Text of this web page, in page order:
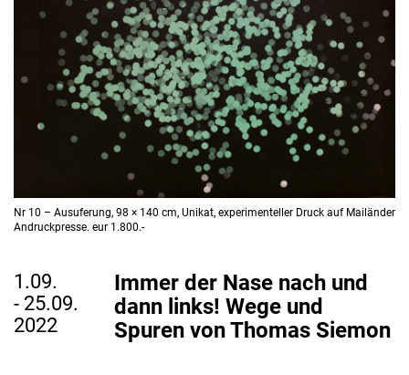
Nr 10 – Ausuferung, 98 × 140 cm, Unikat, experimenteller Druck auf Mailänder
Andruckpresse. eur 1.800.-
1.09.
- 25.09.
2022
Immer der Nase nach und
dann links! Wege und
Spuren von Thomas Siemon